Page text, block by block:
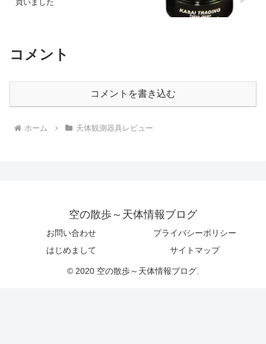
買いました
コメント
コメントを書き込む
ホーム 天体観測器具レビュー
空の散歩～天体情報ブログ
お問い合わせ
プライバシーポリシー
はじめまして
サイトマップ
© 2020 空の散歩～天体情報ブログ.